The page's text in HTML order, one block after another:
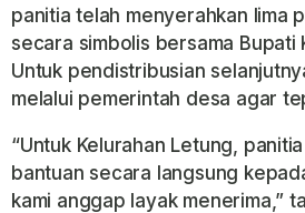
panitia telah menyerahkan lima
secara simbolis bersama Bupati
Untuk pendistribusian
melalui pemerintah desa agar
“Untuk Kelurahan Letung,
bantuan secara langsung
kami anggap layak menerima,”